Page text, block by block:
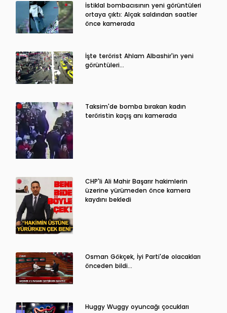
İstiklal bombacısının yeni görüntüleri
ortaya çıktı: Alçak saldırıdan saatler
önce kamerada
İşte terörist Ahlam Albashir'in yeni
görüntüleri…
Taksim'de bomba bırakan kadın
teröristin kaçış anı kamerada
CHP'li Ali Mahir Başarır hakimlerin
üzerine yürümeden önce kamera
kaydını bekledi
Osman Gökçek, İyi Parti'de olacakları
önceden bildi...
Huggy Wuggy oyuncağı çocukları